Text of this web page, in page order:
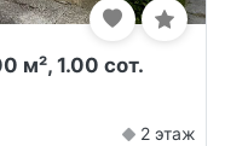
м², 1.00 сот.
2 этаж